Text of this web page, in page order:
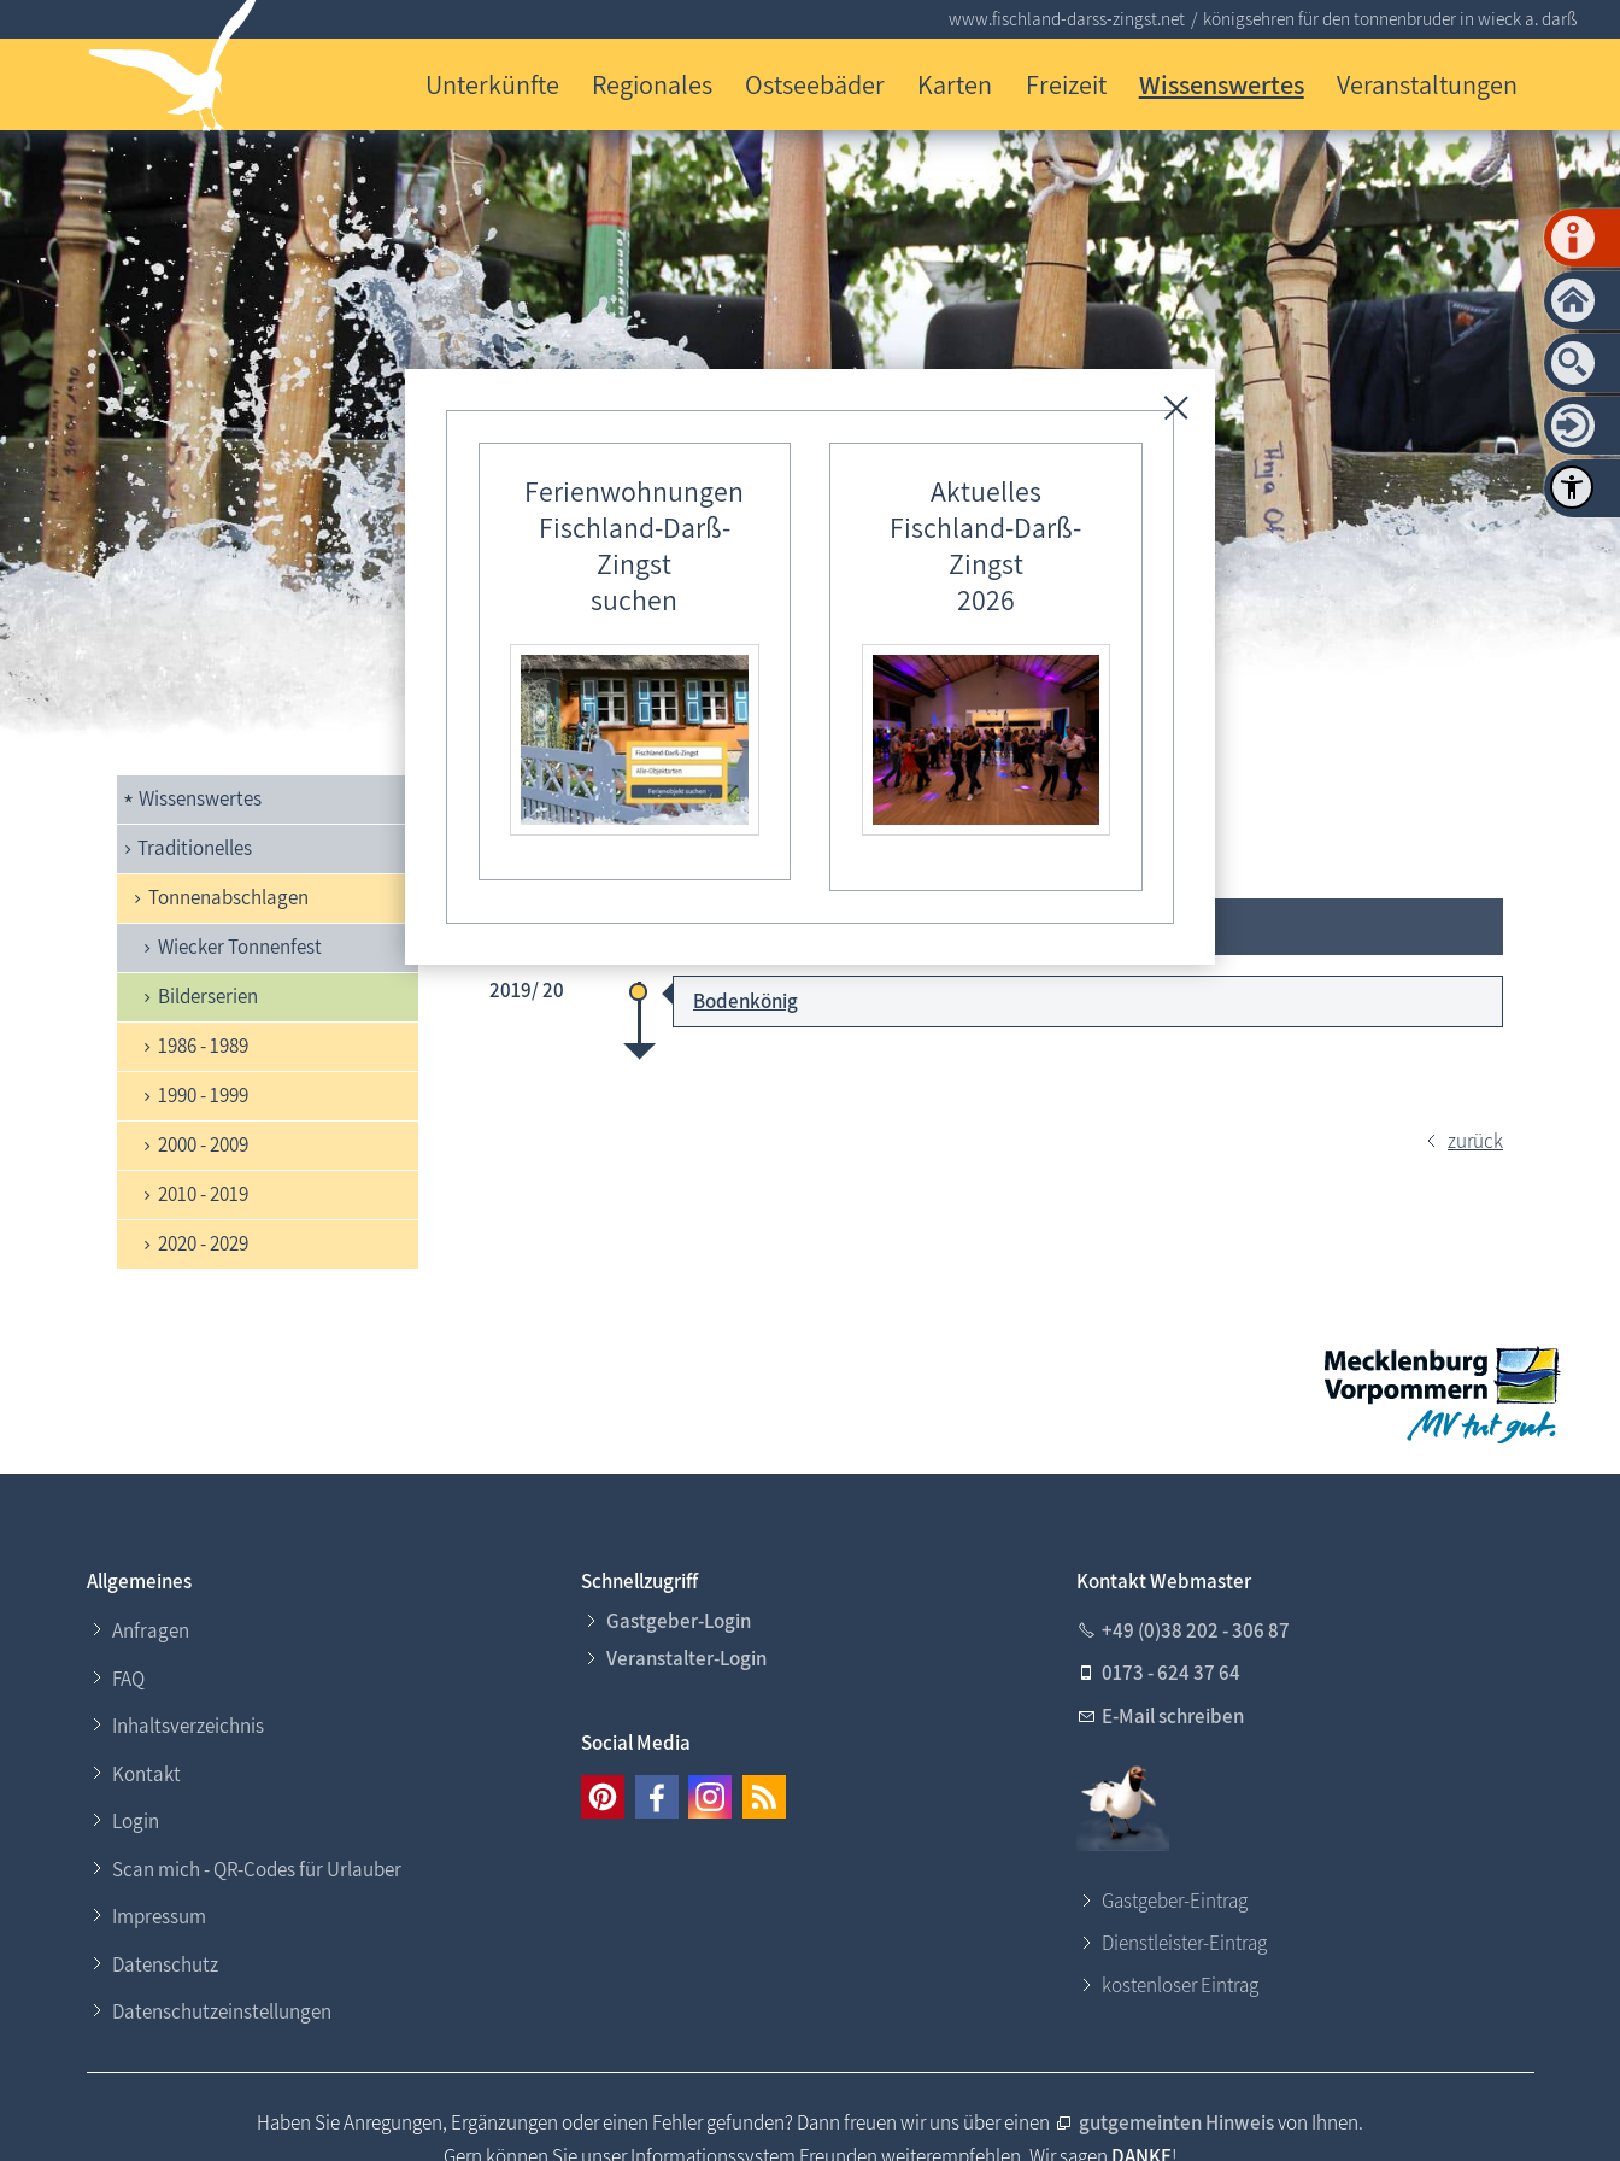
Unterkünfte Regionales Ostseebäder Karten Freizeit Wissenswertes Veranstaltungen
www.fischland-darss-zingst.net königsehren für den tonnenbruder in wieck a. darß
Wissenswertes
Traditionelles
Tonnenabschlagen
Wiecker Tonnenfest
Bilderserien
1986 - 1989
1990 - 1999
2000 - 2009
2010 - 2019
2020 - 2029
Königsehren für den Tonnenbruder:
Markus Braun - Tonnenbund Wieck e.V.
1x Bodenkönig
2019/ 20 Bodenkönig
zurück
Ferienwohnungen
Fischland-Darß-
Zingst
suchen
Aktuelles
Fischland-Darß-
Zingst
2026
Allgemeines
Anfragen
FAQ
Inhaltsverzeichnis
Kontakt
Login
Scan mich - QR-Codes für Urlauber
Impressum
Datenschutz
Datenschutzeinstellungen
Schnellzugriff
Gastgeber-Login
Veranstalter-Login
Social Media
Kontakt Webmaster
+49 (0)38 202 - 306 87
0173 - 624 37 64
E-Mail schreiben
Gastgeber-Eintrag
Dienstleister-Eintrag
kostenloser Eintrag
Haben Sie Anregungen, Ergänzungen oder einen Fehler gefunden? Dann freuen wir uns über einen gutgemeinten Hinweisvon Ihnen.
Gern können Sie unser Informationssystem Freunden weiterempfehlen. Wir sagen DANKE!